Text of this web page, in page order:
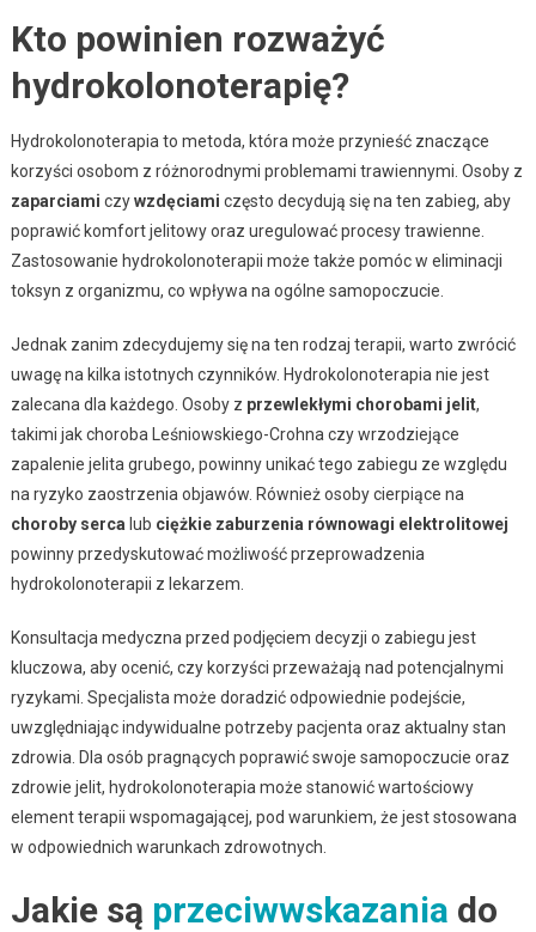
Kto powinien rozważyć
hydrokolonoterapię?
Hydrokolonoterapia to metoda, która może przynieść znaczące
korzyści osobom z różnorodnymi problemami trawiennymi. Osoby z
zaparciami czywzdęciami często decydują się na ten zabieg, aby
poprawić komfort jelitowy oraz uregulować procesy trawienne.
Zastosowanie hydrokolonoterapii może także pomóc w eliminacji
toksyn z organizmu, co wpływa na ogólne samopoczucie.
Jednak zanim zdecydujemy się na ten rodzaj terapii, warto zwrócić
uwagę na kilka istotnych czynników. Hydrokolonoterapia nie jest
zalecana dla każdego. Osoby z przewlekłymi chorobami jelit,
takimi jak choroba Leśniowskiego-Crohna czy wrzodziejące
zapalenie jelita grubego, powinny unikać tego zabiegu ze względu
na ryzyko zaostrzenia objawów. Również osoby cierpiące na
choroby serca lub ciężkie zaburzenia równowagi elektrolitowej
powinny przedyskutować możliwość przeprowadzenia
hydrokolonoterapii z lekarzem.
Konsultacja medyczna przed podjęciem decyzji o zabiegu jest
kluczowa, aby ocenić, czy korzyści przeważają nad potencjalnymi
ryzykami. Specjalista może doradzić odpowiednie podejście,
uwzględniając indywidualne potrzeby pacjenta oraz aktualny stan
zdrowia. Dla osób pragnących poprawić swoje samopoczucie oraz
zdrowie jelit, hydrokolonoterapia może stanowić wartościowy
element terapii wspomagającej, pod warunkiem, że jest stosowana
w odpowiednich warunkach zdrowotnych.
Jakie są przeciwwskazania do